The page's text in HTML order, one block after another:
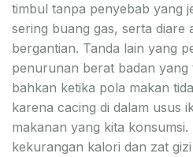
timbul tanpa penyebab yang
sering buang gas, serta diare
bergantian. Tanda lain yang
penurunan berat badan yang
bahkan ketika pola makan
karena cacing di dalam usus
makanan yang kita
kekurangan kalori dan zat